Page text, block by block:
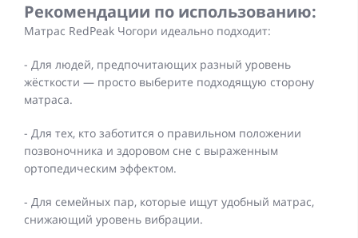
Рекомендации по использованию:
Матрас RedPeak Чогори идеально подходит:
- Для людей, предпочитающих разный уровень
жёсткости — просто выберите подходящую сторону
матраса.
- Для тех, кто заботится о правильном положении
позвоночника и здоровом сне с выраженным
ортопедическим эффектом.
- Для семейных пар, которые ищут удобный матрас,
снижающий уровень вибрации.